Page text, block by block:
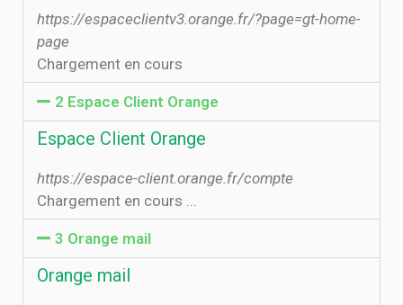
https://espaceclientv3.orange.fr/?page=gt-home-
page
Chargement en cours
2 Espace Client Orange
Espace Client Orange
https://espace-client.orange.fr/compte
Chargement en cours ...
3 Orange mail
Orange mail